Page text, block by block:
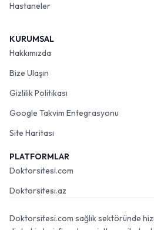
Hastaneler
KURUMSAL
Hakkımızda
Bize Ulaşın
Gizlilik Politikası
Google Takvim Entegrasyonu
Site Haritası
PLATFORMLAR
Doktorsitesi.com
Doktorsitesi.az
Doktorsitesi.com sağlık sektöründe